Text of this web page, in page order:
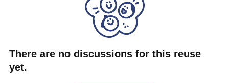
There are no discussions for this reuse
yet.